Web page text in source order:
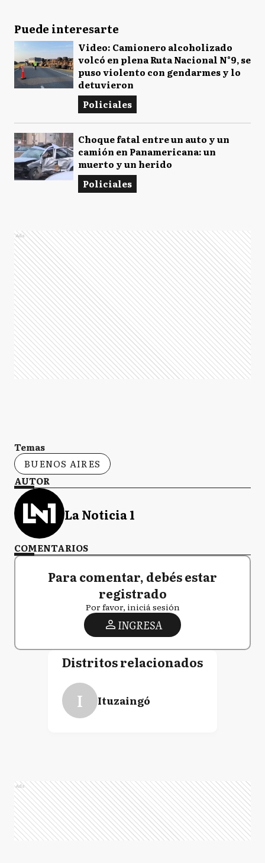
Puede interesarte
Video: Camionero alcoholizado
volcó en plena Ruta Nacional N°9, se
puso violento con gendarmes y lo
detuvieron
Policiales
Choque fatal entre un auto y un
camión en Panamericana: un
muerto y un herido
Policiales
Ads
Temas
BUENOS AIRES
AUTOR
La Noticia 1
COMENTARIOS
Para comentar, debés estar
registrado
Por favor, iniciá sesión
INGRESA
Distritos relacionados
I Ituzaingó
Ads